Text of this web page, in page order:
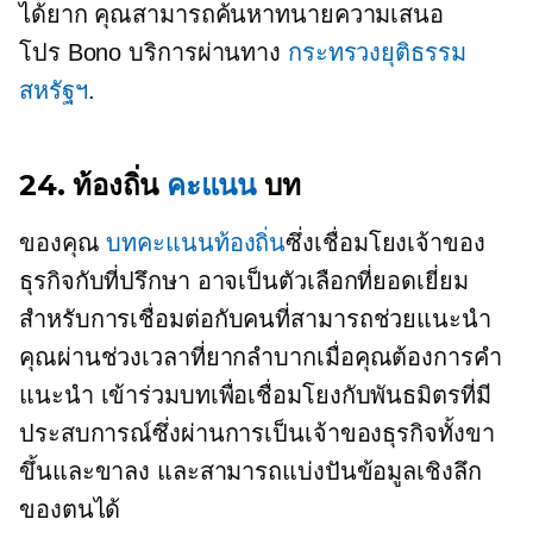
ได้ยาก คุณสามารถค้นหาทนายความเสนอ
โปร Bono บริการผ่านทาง กระทรวงยุติธรรม
สหรัฐฯ.
24. ท้องถิ่น คะแนนบท
ของคุณบทคะแนนท้องถิ่นซึ่งเชื่อมโยงเจ้าของ
ธุรกิจกับที่ปรึกษา อาจเป็นตัวเลือกที่ยอดเยี่ยม
สำหรับการเชื่อมต่อกับคนที่สามารถช่วยแนะนำ
คุณผ่านช่วงเวลาที่ยากลำบากเมื่อคุณต้องการคำ
แนะนำ เข้าร่วมบทเพื่อเชื่อมโยงกับพันธมิตรที่มี
ประสบการณ์ซึ่งผ่านการเป็นเจ้าของธุรกิจทั้งขา
ขึ้นและขาลง และสามารถแบ่งปันข้อมูลเชิงลึก
ของตนได้